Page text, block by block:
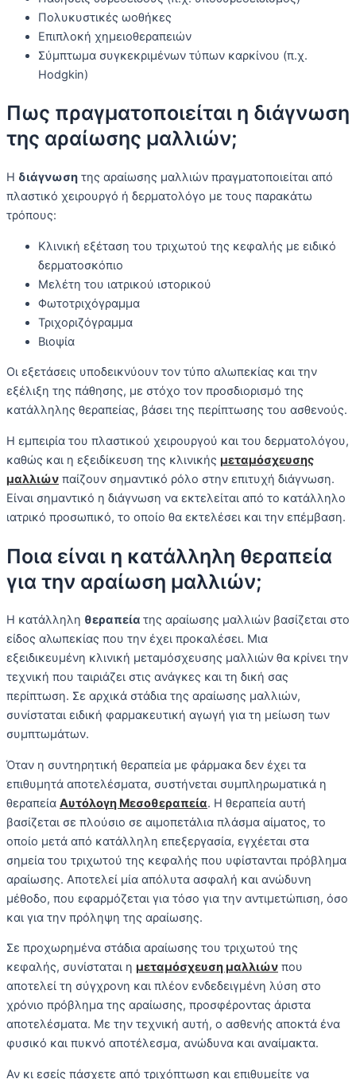
Πολυκυστικές ωοθήκες
Επιπλοκή χημειοθεραπειών
Σύμπτωμα συγκεκριμένων τύπων καρκίνου (π.χ.
Hodgkin)
Πως πραγματοποιείται η διάγνωση
της αραίωσης μαλλιών;
Η διάγνωση της αραίωσης μαλλιών πραγματοποιείται από
πλαστικό χειρουργό ή δερματολόγο με τους παρακάτω
τρόπους:
Κλινική εξέταση του τριχωτού της κεφαλής με ειδικό
δερματοσκόπιο
Μελέτη του ιατρικού ιστορικού
Φωτοτριχόγραμμα
Τριχοριζόγραμμα
Βιοψία
Οι εξετάσεις υποδεικνύουν τον τύπο αλωπεκίας και την
εξέλιξη της πάθησης, με στόχο τον προσδιορισμό της
κατάλληλης θεραπείας, βάσει της περίπτωσης του ασθενούς.
Η εμπειρία του πλαστικού χειρουργού και του δερματολόγου,
καθώς και η εξειδίκευση της κλινικής μεταμόσχευσης
μαλλιών παίζουν σημαντικό ρόλο στην επιτυχή διάγνωση.
Είναι σημαντικό η διάγνωση να εκτελείται από το κατάλληλο
ιατρικό προσωπικό, το οποίο θα εκτελέσει και την επέμβαση.
Ποια είναι η κατάλληλη θεραπεία
για την αραίωση μαλλιών;
Η κατάλληλη θεραπεία της αραίωσης μαλλιών βασίζεται στο
είδος αλωπεκίας που την έχει προκαλέσει. Μια
εξειδικευμένη κλινική μεταμόσχευσης μαλλιών θα κρίνει την
τεχνική που ταιριάζει στις ανάγκες και τη δική σας
περίπτωση. Σε αρχικά στάδια της αραίωσης μαλλιών,
συνίσταται ειδική φαρμακευτική αγωγή για τη μείωση των
συμπτωμάτων.
Όταν η συντηρητική θεραπεία με φάρμακα δεν έχει τα
επιθυμητά αποτελέσματα, συστήνεται συμπληρωματικά η
θεραπεία Αυτόλογη Μεσοθεραπεία. Η θεραπεία αυτή
βασίζεται σε πλούσιο σε αιμοπετάλια πλάσμα αίματος, το
οποίο μετά από κατάλληλη επεξεργασία, εγχέεται στα
σημεία του τριχωτού της κεφαλής που υφίστανται πρόβλημα
αραίωσης. Αποτελεί μία απόλυτα ασφαλή και ανώδυνη
μέθοδο, που εφαρμόζεται για τόσο για την αντιμετώπιση, όσο
και για την πρόληψη της αραίωσης.
Σε προχωρημένα στάδια αραίωσης του τριχωτού της
κεφαλής, συνίσταται η μεταμόσχευση μαλλιών που
αποτελεί τη σύγχρονη και πλέον ενδεδειγμένη λύση στο
χρόνιο πρόβλημα της αραίωσης, προσφέροντας άριστα
αποτελέσματα. Με την τεχνική αυτή, ο ασθενής αποκτά ένα
φυσικό και πυκνό αποτέλεσμα, ανώδυνα και αναίμακτα.
Αν κι εσείς πάσχετε από τριχόπτωση και επιθυμείτε να